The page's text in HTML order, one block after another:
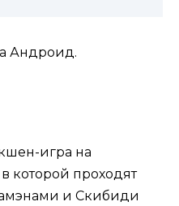
Андроид.
игра на
которой проходят
и Скибиди